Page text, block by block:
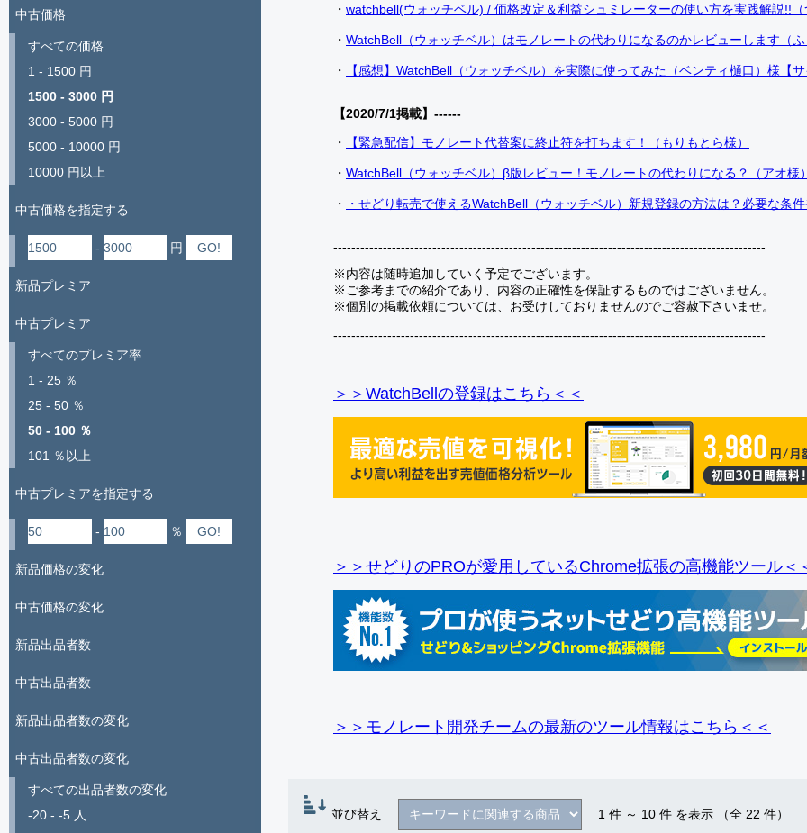
・ watchbell(ウォッチベル) / 価格改定＆利益シュミレーターの使い方を実践解説!!
・ WatchBell（ウォッチベル）はモノレートの代わりになるのかレビューします（
・ 【感想】WatchBell（ウォッチベル）を実際に使ってみた（ベンティ樋口）様【
【2020/7/1掲載】------
・
【緊急配信】モノレート代替案に終止符を打ちます！（もりもとら様）
・ WatchBell（ウォッチベル）β版レビュー！モノレートの代わりになる？（アオ様
・ ・せどり転売で使えるWatchBell（ウォッチベル）新規登録の方法は？必要な条
------------------------------------------------------------------------------------------------
※内容は随時追加していく予定でございます。
※ご参考までの紹介であり、内容の正確性を保証するものではございません。
※個別の掲載依頼については、お受けしておりませんのでご容赦下さいませ。
------------------------------------------------------------------------------------------------
＞＞WatchBellの登録はこちら＜＜
＞＞せどりのPROが愛用しているChrome拡張の高機能ツール＜
＞＞モノレート開発チームの最新のツール情報はこちら＜＜
並び替え 1 件 ～ 10 件 を表示 （全 22 件）
中古価格
すべての価格
1 - 1500 円
1500 - 3000 円
3000 - 5000 円
5000 - 10000 円
10000 円以上
中古価格を指定する
- 円
新品プレミア
中古プレミア
すべてのプレミア率
1 - 25 ％
25 - 50 ％
50 - 100 ％
101 ％以上
中古プレミアを指定する
- ％
新品価格の変化
中古価格の変化
新品出品者数
中古出品者数
新品出品者数の変化
中古出品者数の変化
すべての出品者数の変化
-20 - -5 人